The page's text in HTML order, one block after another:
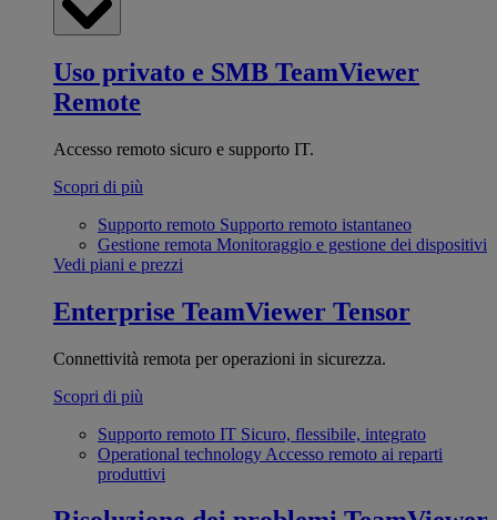
Uso privato e SMB TeamViewer
Remote
Accesso remoto sicuro e supporto IT.
Scopri di più
Supporto remoto Supporto remoto istantaneo
Gestione remota Monitoraggio e gestione dei dispositivi
Vedi piani e prezzi
Enterprise TeamViewer Tensor
Connettività remota per operazioni in sicurezza.
Scopri di più
Supporto remoto IT Sicuro, flessibile, integrato
Operational technology Accesso remoto ai reparti
produttivi